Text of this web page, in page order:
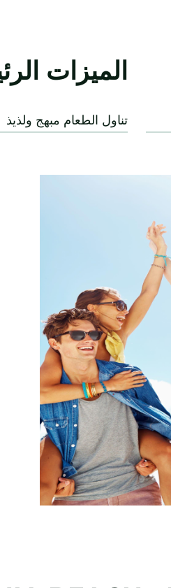
الميزات
تناول الطعام مبهج ولذيذ